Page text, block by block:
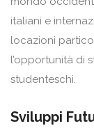
italiani e
locazioni
l’opportunità di
studenteschi.
Sviluppi